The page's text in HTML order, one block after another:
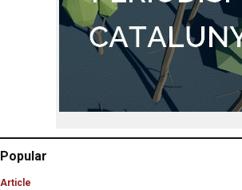
Popular
Article